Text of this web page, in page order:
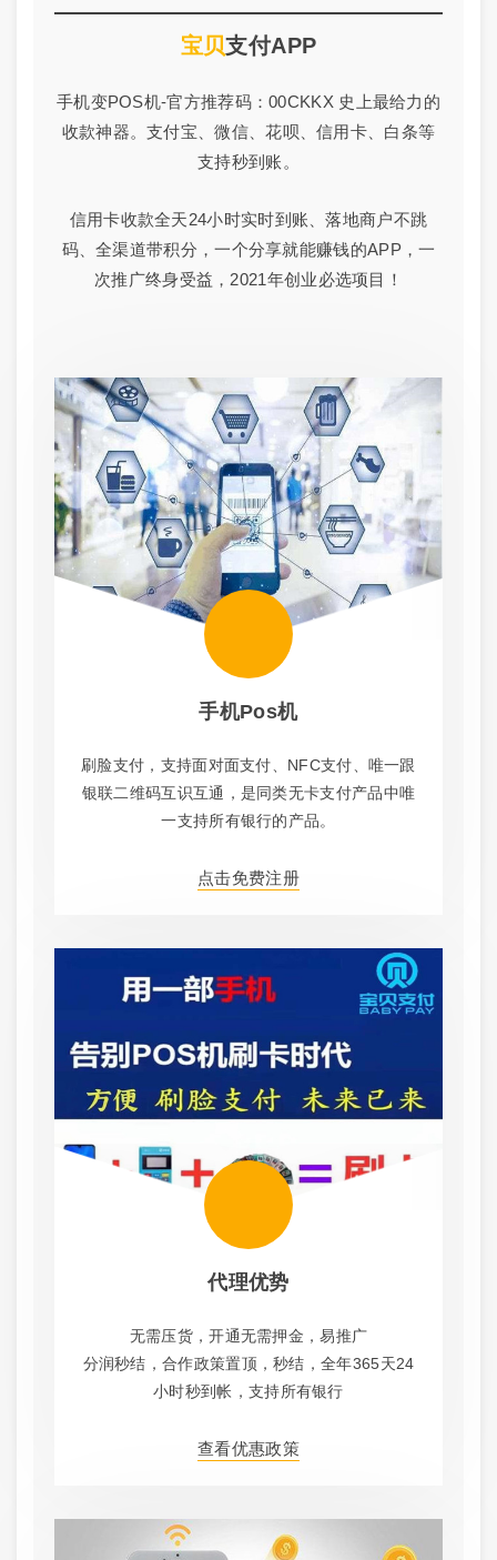
宝贝支付APP
手机变POS机-官方推荐码：00CKKX 史上最给力的
收款神器。支付宝、微信、花呗、信用卡、白条等
支持秒到账。
信用卡收款全天24小时实时到账、落地商户不跳
码、全渠道带积分，一个分享就能赚钱的APP，一
次推广终身受益，2021年创业必选项目！
手机pos机
刷脸支付，支持面对面支付、NFC支付、唯一跟
银联二维码互识互通，是同类无卡支付产品中唯
一支持所有银行的产品。
点击免费注册
代理优势
无需压货，开通无需押金，易推广
分润秒结，合作政策置顶，秒结，全年365天24
小时秒到帐，支持所有银行
查看优惠政策